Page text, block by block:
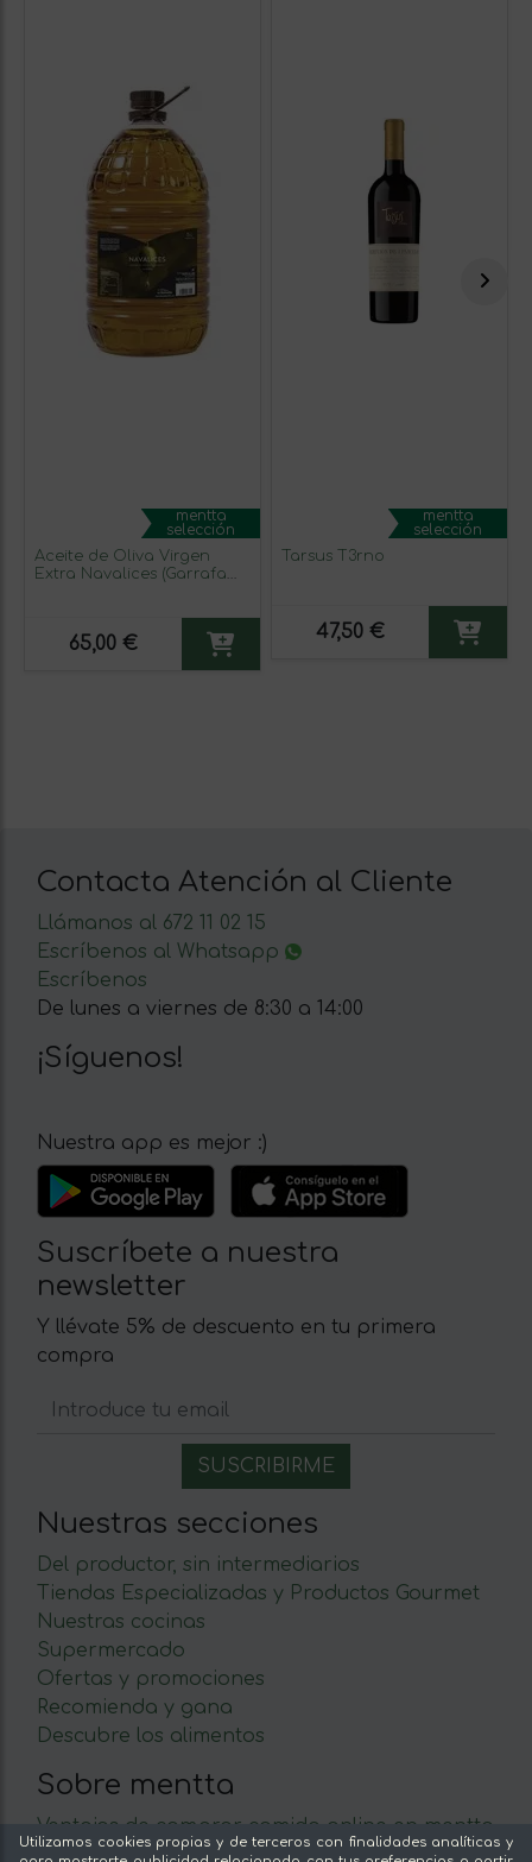
mentta
selección
Aceite de Oliva Virgen
Extra Navalices (Garrafa
65,00 €
mentta
selección
Tarsus T3rno
47,50 €
Contacta Atención al Cliente
Llámanos al 672 11 02 15
Escríbenos al Whatsapp
Escríbenos
De lunes a viernes de 8:30 a 14:00
¡Síguenos!
Nuestra app es mejor :)
Suscríbete a nuestra
newsletter
Y llévate 5% de descuento en tu primera
compra
Nuestras secciones
Del productor, sin intermediarios
Tiendas Especializadas y Productos Gourmet
Nuestras cocinas
Supermercado
Ofertas y promociones
Recomienda y gana
Descubre los alimentos
Sobre mentta
Ventajas de comprar comida online en mentta
Conoce mentta
Utilizamos cookies propias y de terceros con finalidades analíticas y